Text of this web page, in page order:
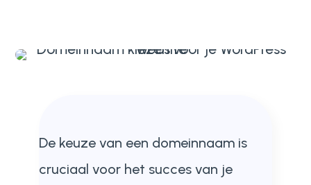
De keuze van een domeinnaam is
cruciaal voor het succes van je